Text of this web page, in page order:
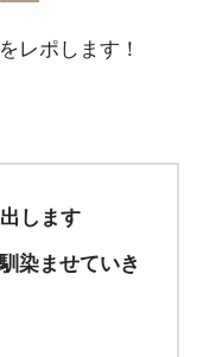
レポします！
します
染ませていき